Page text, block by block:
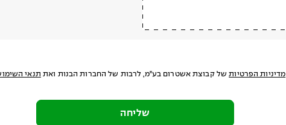
מדיניות הפרטיותשל קבוצת אשטרום בע"מ, לרבות של החברות הבנות ואת תנאי
שליחה